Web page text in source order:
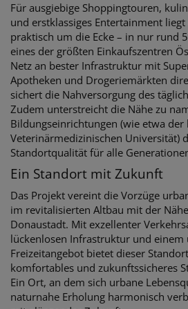
Für ausgiebige Shoppingtouren,
und erstklassiges Entertainment liegt
praktisch um die Ecke – in nur rund
eines der größten Einkaufszentren
Netz an bester Infrastruktur mit
Apotheken und Drogeriemärkten
sichert die Nahversorgung des
Zudem unterstreicht die Nähe zu
Bildungseinrichtungen (wie etwa der
Veterinärmedizinischen Universität)
Standortqualität für alle
Ein Standort mit Zukunft
Das Projekt vereint die Vorzüge
im revitalisierten Altbau mit der
Donaustadt. Mit exzellenter
lückenlosen Infrastruktur und einem
Freizeitangebot bietet dieser
komfortables und zukunftssicheres
Ein Ort, an dem sich urbane
naturnahe Erholung harmonisch